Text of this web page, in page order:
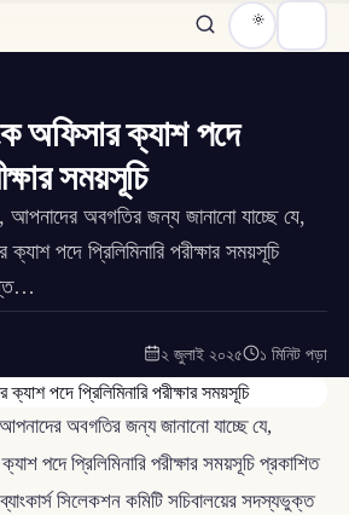
অফিসার ক্যাশ পদে
সময়সূচি
আপনাদের অবগতির জন্য জানানো যাচ্ছে যে,
পদে প্রিলিমিনারি পরীক্ষার সময়সূচি
২ জুলাই ২০২৫ ১ মিনিট পড়া
অবগতির জন্য জানানো যাচ্ছে যে,
পদে প্রিলিমিনারি পরীক্ষার সময়সূচি প্রকাশিত
সিলেকশন কমিটি সচিবালয়ের সদস্যভুক্ত